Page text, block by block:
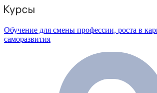
Обучение для смены профессии, роста в
саморазвития